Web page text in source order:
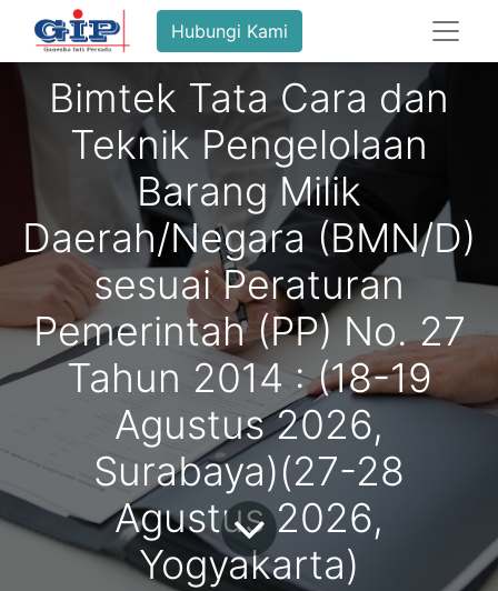
Hubungi Kami
Bimtek Tata Cara dan
Teknik Pengelolaan
Barang Milik
Daerah/Negara (BMN/D)
sesuai Peraturan
Pemerintah (PP) No. 27
Tahun 2014 : (18-19
Agustus 2026,
Surabaya)(27-28
Agustus 2026,
Yogyakarta)